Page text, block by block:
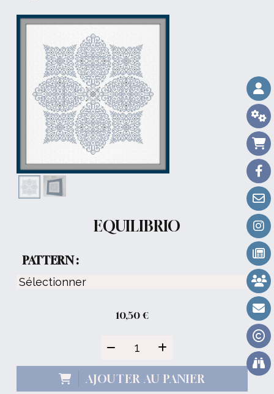
EQUILIBRIO
PATTERN :
10,50 €
AJOUTER AU PANIER